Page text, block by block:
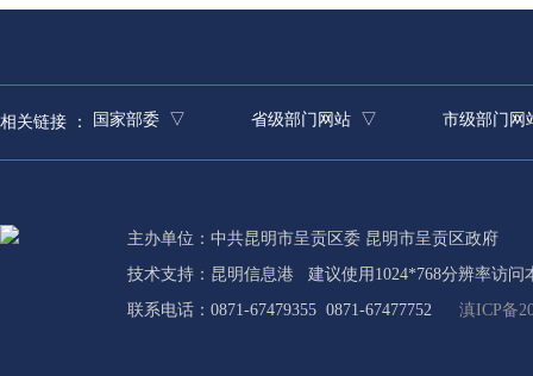
相关链接 ： 国家部委 ▽ 省级部门网站 ▽ 市级部门
主办单位：中共昆明市呈贡区委 昆明市呈贡区政府
技术支持： 昆明信息港 建议使用1024*768分辨率访问
联系电话：0871-67479355 0871-67477752
滇ICP备